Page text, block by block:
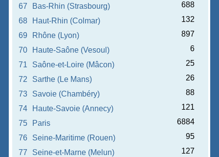
67
Bas-Rhin (Strasbourg)
688
68
Haut-Rhin (Colmar)
132
69
Rhône (Lyon)
897
70
Haute-Saône (Vesoul)
6
71
Saône-et-Loire (Mâcon)
25
72
Sarthe (Le Mans)
26
73
Savoie (Chambéry)
88
74
Haute-Savoie (Annecy)
121
75
Paris
6884
76
Seine-Maritime (Rouen)
95
77
Seine-et-Marne (Melun)
127